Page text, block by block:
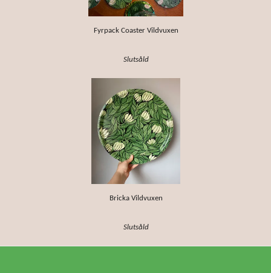
Fyrpack Coaster Vildvuxen
Slutsåld
Bricka Vildvuxen
Slutsåld